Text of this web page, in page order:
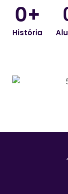
0+
História